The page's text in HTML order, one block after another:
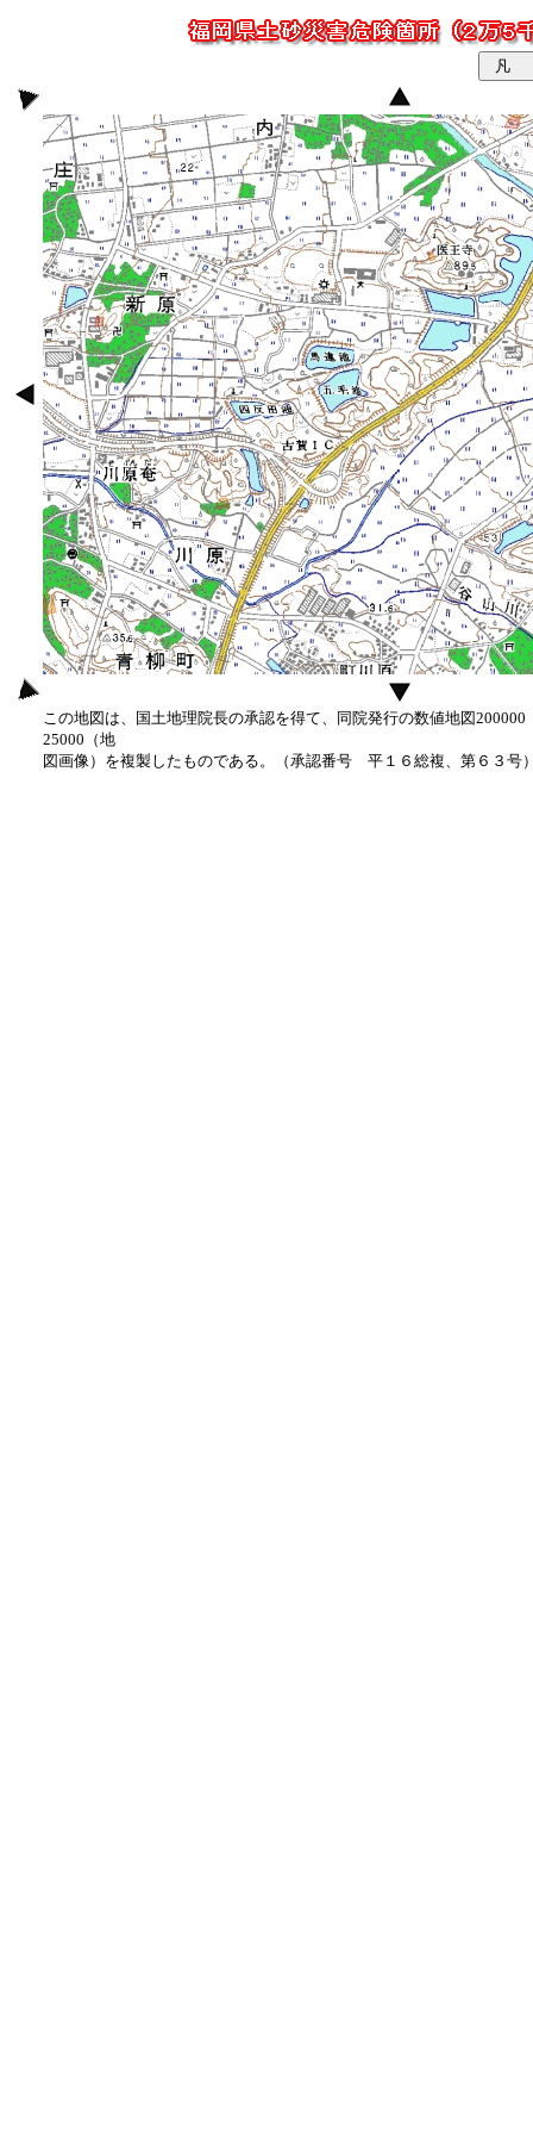
この地図は、国土地理院長の承認を得て、同院発行の数値地図
25000（地
図画像）を複製したものである。（承認番号 平１６総複、第６３号